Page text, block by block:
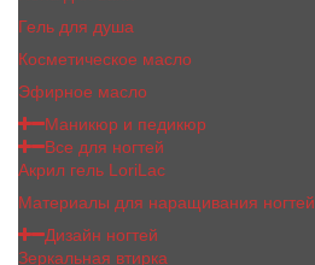
Гель для душа
Косметическое масло
Эфирное масло
Маникюр и педикюр
Все для ногтей
Акрил гель LoriLac
Материалы для наращивания ногтей
Дизайн ногтей
Зеркальная втирка